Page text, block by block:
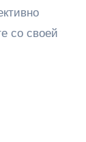
со своей